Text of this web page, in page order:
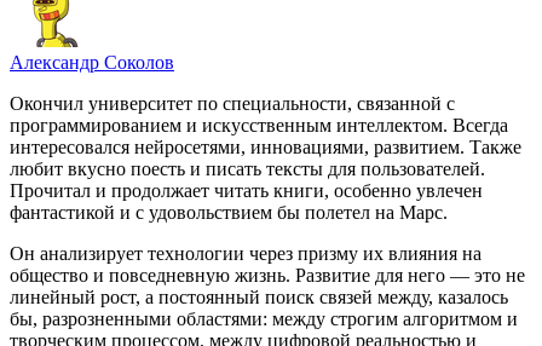
Александр Соколов
Окончил университет по специальности, связанной с
программированием и искусственным интеллектом. Всегда
интересовался нейросетями, инновациями, развитием. Также
любит вкусно поесть и писать тексты для пользователей.
Прочитал и продолжает читать книги, особенно увлечен
фантастикой и с удовольствием бы полетел на Марс.
Он анализирует технологии через призму их влияния на
общество и повседневную жизнь. Развитие для него — это не
линейный рост, а постоянный поиск связей между, казалось
бы, разрозненными областями: между строгим алгоритмом и
творческим процессом, между цифровой реальностью и